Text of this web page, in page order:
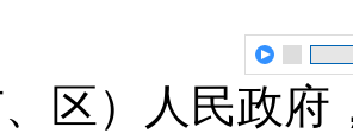
区）人民政府